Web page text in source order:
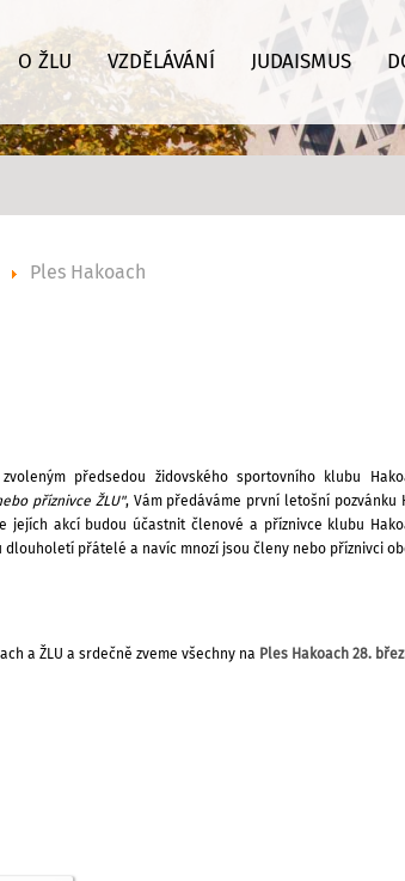
O ŽLU VZDĚLÁVÁNÍ JUDAISMUS
Ples Hakoach
předsedou židovského sportovního klubu
příznivce ŽLU", Vám předáváme první letošní pozvánku
jejích akcí budou účastnit členové a příznivce klubu
dlouholetí přátelé a navíc mnozí jsou členy nebo příznivci
a ŽLU a srdečně zveme všechny na Ples Hakoach 28.